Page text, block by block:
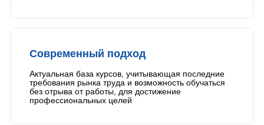
Современный подход
Актуальная база курсов, учитывающая последние
требования рынка труда и возможность обучаться
без отрыва от работы, для достижение
профессиональных целей